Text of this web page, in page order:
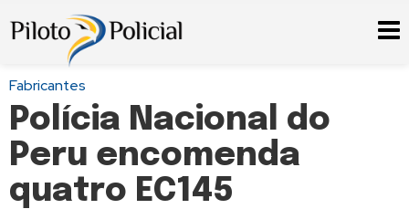
Fabricantes
Polícia Nacional do
Peru encomenda
quatro EC145